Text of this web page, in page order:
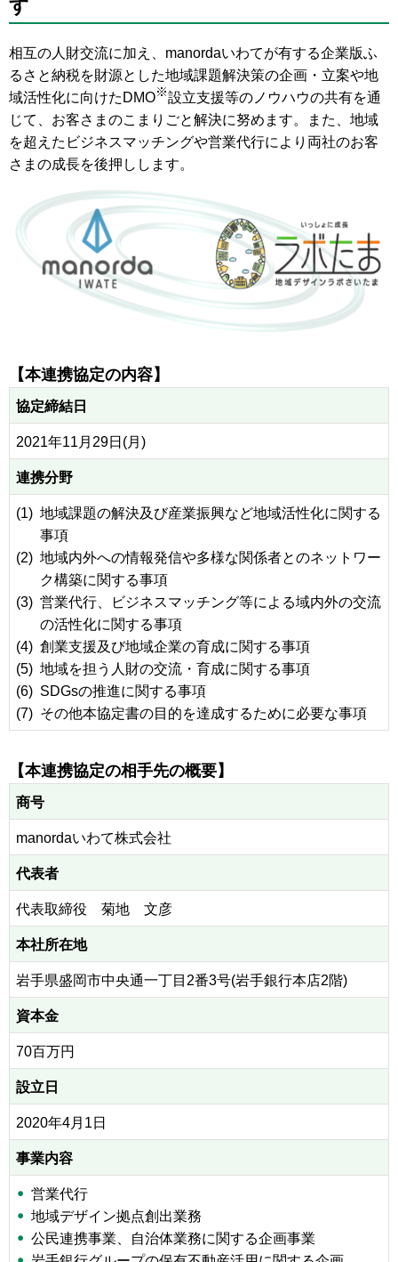
す
相互の人財交流に加え、manordaいわてが有する企業版ふ
るさと納税を財源とした地域課題解決策の企画・立案や地
域活性化に向けたDMO※設立支援等のノウハウの共有を通
じて、お客さまのこまりごと解決に努めます。また、地域
を超えたビジネスマッチングや営業代行により両社のお客
さまの成長を後押しします。
【本連携協定の内容】
協定締結日
2021年11月29日(月)
連携分野
(1) 地域課題の解決及び産業振興など地域活性化に関する
事項
(2) 地域内外への情報発信や多様な関係者とのネットワー
ク構築に関する事項
(3) 営業代行、ビジネスマッチング等による域内外の交流
の活性化に関する事項
(4) 創業支援及び地域企業の育成に関する事項
(5) 地域を担う人財の交流・育成に関する事項
(6) SDGsの推進に関する事項
(7) その他本協定書の目的を達成するために必要な事項
【本連携協定の相手先の概要】
商号
manordaいわて株式会社
代表者
代表取締役 菊地 文彦
本社所在地
岩手県盛岡市中央通一丁目2番3号(岩手銀行本店2階)
資本金
70百万円
設立日
2020年4月1日
事業内容
営業代行
地域デザイン拠点創出業務
公民連携事業、自治体業務に関する企画事業